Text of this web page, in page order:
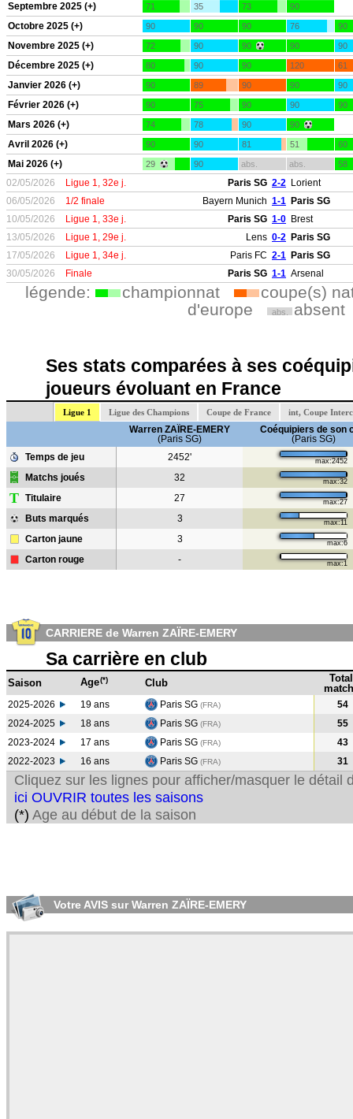
Septembre 2025 (+) 71 35 73 90
Octobre 2025 (+) 90 90 90 76 90
Novembre 2025 (+) 72 90 90 90 90
Décembre 2025 (+) 80 90 90 120 61
Janvier 2026 (+) 90 89 90 90 90
Février 2026 (+) 90 75 90 90 90
Mars 2026 (+) 74 78 90 90
Avril 2026 (+) 90 90 81 51 60
Mai 2026 (+) 29 90 abs. abs. 58
02/05/2026 Ligue 1, 32e j. Paris SG 2-2 Lorient
06/05/2026
1/2 finale Bayern Munich 1-1 Paris SG
10/05/2026
Ligue 1, 33e j. Paris SG 1-0 Brest
13/05/2026
Ligue 1, 29e j. Lens 0-2 Paris SG
17/05/2026
Ligue 1, 34e j. Paris FC 2-1 Paris SG
30/05/2026
Finale Paris SG 1-1 Arsenal
légende: championnat
coupe(s)
d'europe
abs. absent
Ses stats comparées à ses
joueurs évoluant en France
Ligue 1 Ligue des Champions Coupe de France int, Coupe
Warren ZAÏRE-EMERY
(Paris SG)
Coéquipiers de son
(Paris SG)
Temps de jeu
2452' max:2452
Matchs joués 32 max:32
T Titulaire 27 max:27
Buts marqués 3 max:11
Carton jaune 3 max:6
Carton rouge - max:1
CARRIERE de Warren ZAÏRE-EMERY
Sa carrière en club
Saison Age(*) Club
Total
2025-2026 19 ans Paris SG (FRA)
54
2024-2025
18 ans Paris SG (FRA)
55
2023-2024
17 ans Paris SG (FRA)
43
2022-2023
16 ans Paris SG (FRA) 31
Cliquez sur les lignes pour afficher/masquer le détail
ici OUVRIR toutes les saisons
(*) Age au début de la saison
Votre AVIS sur Warren ZAÏRE-EMERY